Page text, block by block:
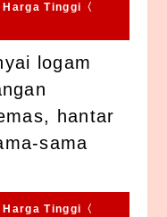
Tinggi〈
logam
hantar
sama
Tinggi〈